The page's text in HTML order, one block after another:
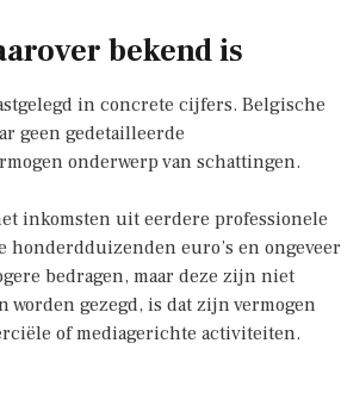
bekend is
in concrete cijfers. Belgische
geen gedetailleerde
onderwerp van schattingen.
inkomsten uit eerdere professionele
honderdduizenden euro’s en ongeveer
bedragen, maar deze zijn niet
worden gezegd, is dat zijn vermogen
of mediagerichte activiteiten.